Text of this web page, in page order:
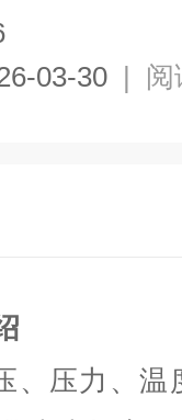
03-30 | 阅
压力、温